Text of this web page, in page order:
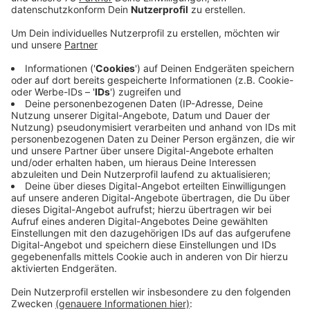
Neue Sirene für Borken
Viele Städte und Gemeinden hier bei uns rüsten gerade
wieder Sirenen nach. Die Geräte werden vom Land
gefördert, so dass unsere Kommunen einiges an Geld
sparen, wenn sie jetzt wieder aufrüsten. Hintergrund
ist, dass man festgestellt hat, dass Warnungen per
SMS wegen der Funklöcher nicht immer
flächendeckend funktionieren. In
Borken wird heute (23.06) eine Sirene auf dem
Bierbaumgebäude im Industriegebiet aufgebaut. Die
wird natürlich dann auch zwischendurch testweise mal
Anzeige